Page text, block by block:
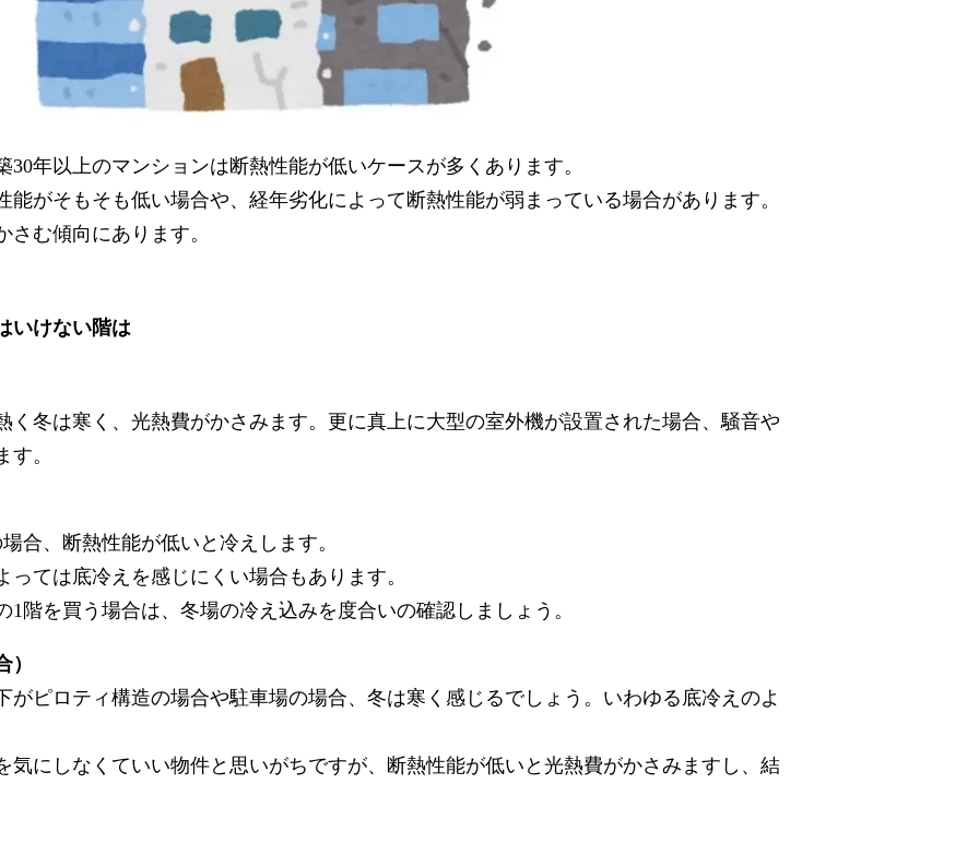
年以上のマンションは断熱性能が低いケースが多くあります。
がそもそも低い場合や、経年劣化によって断熱性能が弱まっている場合があります。
む傾向にあります。
いけない階は
く冬は寒く、光熱費がかさみます。更に真上に大型の室外機が設置された場合、騒音や
。
合、断熱性能が低いと冷えします。
ては底冷えを感じにくい場合もあります。
階を買う場合は、冬場の冷え込みを度合いの確認しましょう。
がピロティ構造の場合や駐車場の場合、冬は寒く感じるでしょう。いわゆる底冷えのよ
気にしなくていい物件と思いがちですが、断熱性能が低いと光熱費がかさみますし、結